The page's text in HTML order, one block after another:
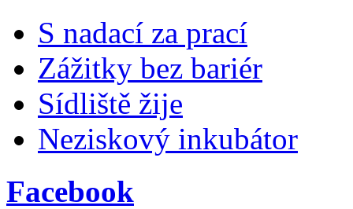
S nadací za prací
Zážitky bez bariér
Sídliště žije
Neziskový inkubátor
Facebook